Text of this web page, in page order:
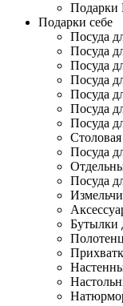
Подарки
Подарки себе
Посуда
Посуда
Посуда
Посуда
Посуда
Посуда
Посуда
Посуда
Посуда
Бутылки